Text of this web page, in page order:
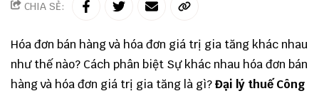
CHIA SẺ:
Hóa đơn bán hàng và hóa đơn giá trị gia tăng khác nhau
như thế nào? Cách phân biệt Sự khác nhau hóa đơn bán
hàng và hóa đơn giá trị gia tăng là gì?Đại lý thuế Công